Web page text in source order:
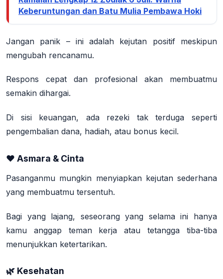
Keberuntungan dan Batu Mulia Pembawa Hoki
Jangan panik – ini adalah kejutan positif meskipun
mengubah rencanamu.
Respons cepat dan profesional akan membuatmu
semakin dihargai.
Di sisi keuangan, ada rezeki tak terduga seperti
pengembalian dana, hadiah, atau bonus kecil.
❤️ Asmara & Cinta
Pasanganmu mungkin menyiapkan kejutan sederhana
yang membuatmu tersentuh.
Bagi yang lajang, seseorang yang selama ini hanya
kamu anggap teman kerja atau tetangga tiba-tiba
menunjukkan ketertarikan.
🌿 Kesehatan